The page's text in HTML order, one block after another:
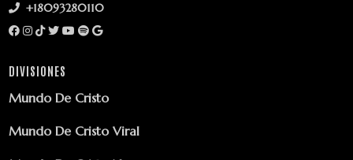
+18093280110
DIVISIONES
Mundo De Cristo
Mundo De Cristo Viral